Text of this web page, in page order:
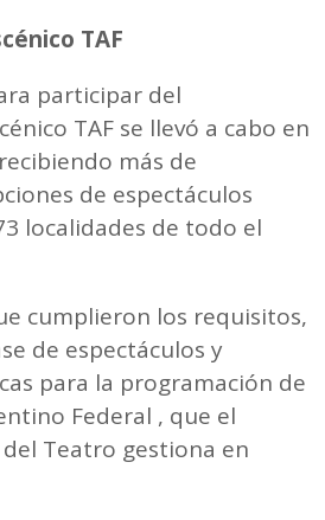
TAF
participar del
TAF se llevó a cabo en
más de
de espectáculos
localidades de todo el
cumplieron los requisitos,
de espectáculos y
para la programación de
Federal , que el
Teatro gestiona en